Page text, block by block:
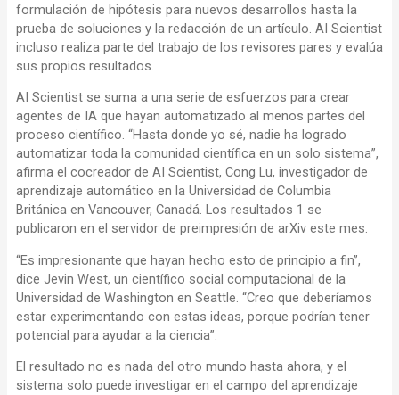
formulación de hipótesis para nuevos desarrollos hasta la
prueba de soluciones y la redacción de un artículo. AI Scientist
incluso realiza parte del trabajo de los revisores pares y evalúa
sus propios resultados.
AI Scientist se suma a una serie de esfuerzos para crear
agentes de IA que hayan automatizado al menos partes del
proceso científico. “Hasta donde yo sé, nadie ha logrado
automatizar toda la comunidad científica en un solo sistema”,
afirma el cocreador de AI Scientist, Cong Lu, investigador de
aprendizaje automático en la Universidad de Columbia
Británica en Vancouver, Canadá. Los resultados 1 se
publicaron en el servidor de preimpresión de arXiv este mes.
“Es impresionante que hayan hecho esto de principio a fin”,
dice Jevin West, un científico social computacional de la
Universidad de Washington en Seattle. “Creo que deberíamos
estar experimentando con estas ideas, porque podrían tener
potencial para ayudar a la ciencia”.
El resultado no es nada del otro mundo hasta ahora, y el
sistema solo puede investigar en el campo del aprendizaje